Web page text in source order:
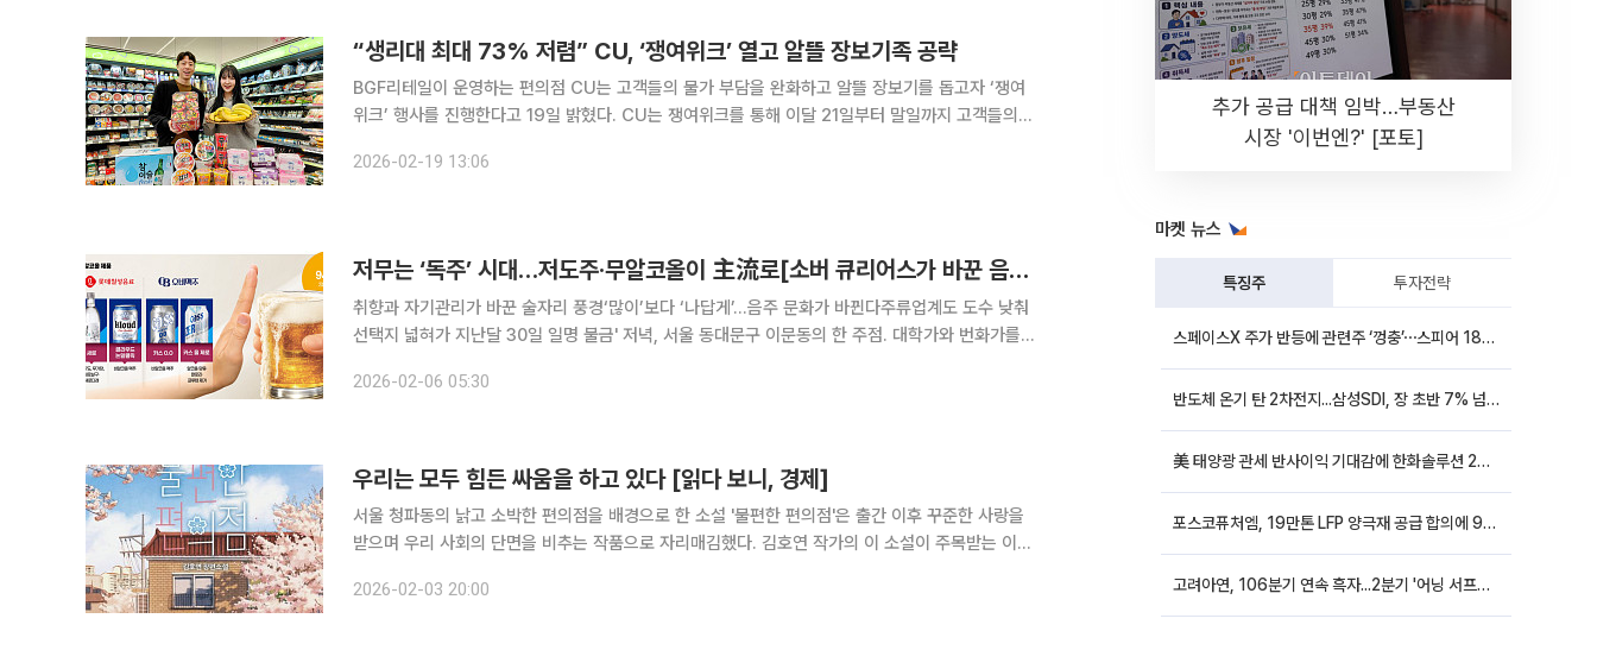
“생리대 최대 73% 저렴” CU, ‘쟁여위크’ 열고 알뜰 장보기족 공략
BGF리테일이 운영하는 편의점 CU는 고객들의 물가 부담을 완화하고 알뜰 장보기를 돕고자 ‘쟁여
위크’ 행사를 진행한다고 19일 밝혔다. CU는 쟁여위크를 통해 이달 21일부터 말일까지 고객들의
2026-02-19 13:06
저무는 ‘독주’ 시대…저도주·무알코올이 主流로[소버 큐리어스가 바꾼 음주문화]
취향과 자기관리가 바꾼 술자리 풍경‘많이’보다 ‘나답게’...음주 문화가 바뀐다주류업계도 도수 낮춰
선택지 넓혀가 지난달 30일 일명 불금' 저녁, 서울 동대문구 이문동의 한 주점. 대학가와 번화가를
콜라, 사이다로 술잔을 채우거나 곳곳엔 무알코올 맥주를 먹는
2026-02-06 05:30
우리는 모두 힘든 싸움을 하고 있다 [읽다 보니, 경제]
서울 청파동의 낡고 소박한 편의점을 배경으로 한 소설 '불편한 편의점'은 출간 이후 꾸준한 사랑을
받으며 우리 사회의 단면을 비추는 작품으로 자리매김했다. 김호연 작가의 이 소설이 주목받는 이유
에서 우리가 무심히 지나쳐온 삶의 가치를 비춰내며, 잊고 지냈던 관
2026-02-03 20:00
추가 공급 대책 임박…부동산
시장 '이번엔?' [포토]
마켓 뉴스
특징주 투자전략
스페이스X 주가 반등에 관련주 ‘껑충’⋯스피어 18%ㆍ에이치브이엠 12%↑
반도체 온기 탄 2차전지...삼성SDI, 장 초반 7% 넘게 껑충
美 태양광 관세 반사이익 기대감에 한화솔루션 20%대·OCI홀딩스 14%대 급등
포스코퓨처엠, 19만톤 LFP 양극재 공급 합의에 9%대 강세
고려아연, 106분기 연속 흑자...2분기 '어닝 서프라이즈'에 장 초반 12%대 강세